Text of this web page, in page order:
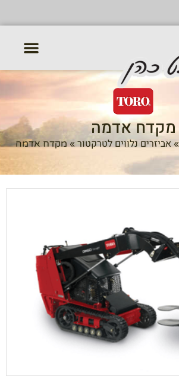
מקדח אדמה
» אביזרים נלווים לטרקטור» מקדח אדמה